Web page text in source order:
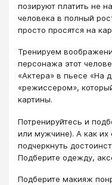
позируют платить не
человека в полный
просто просятся на
Тренируем
персонажа этот
«Актера» в пьесе «На
«режиссером»,
картины.
Потренируйтесь и
или мужчине). А как их
подчеркнуть
Подберите одежду,
Подберите макияж